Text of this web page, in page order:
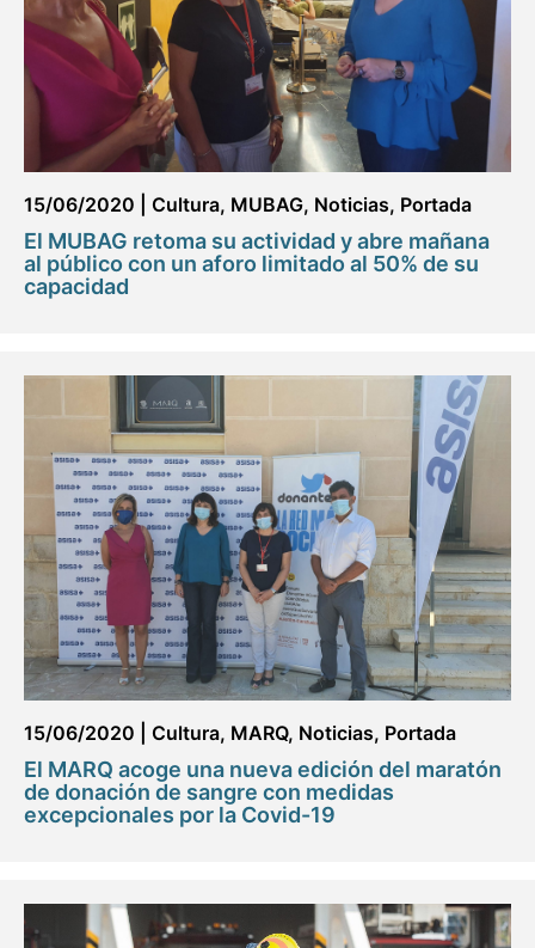
15/06/2020 Cultura, MUBAG, Noticias, Portada
El MUBAG retoma su actividad y abre mañana
al público con un aforo limitado al 50% de su
capacidad
15/06/2020 Cultura, MARQ, Noticias, Portada
El MARQ acoge una nueva edición del maratón
de donación de sangre con medidas
excepcionales por la Covid-19